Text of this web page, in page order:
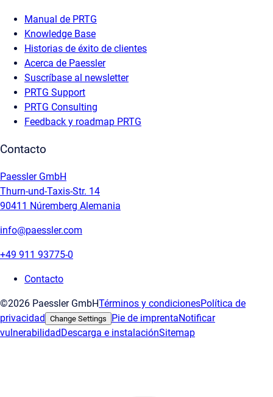
Manual de PRTG
Knowledge Base
Historias de éxito de clientes
Acerca de Paessler
Suscríbase al newsletter
PRTG Support
PRTG Consulting
Feedback y roadmap PRTG
Contacto
Paessler GmbH
Thurn-und-Taxis-Str. 14
90411 Núremberg Alemania
info@paessler.com
+49 911 93775-0
Contacto
©2026 Paessler GmbHTérminos y condicionesPolítica de
privacidad Change Settings Pie de imprentaNotificar
vulnerabilidadDescarga e instalaciónSitemap